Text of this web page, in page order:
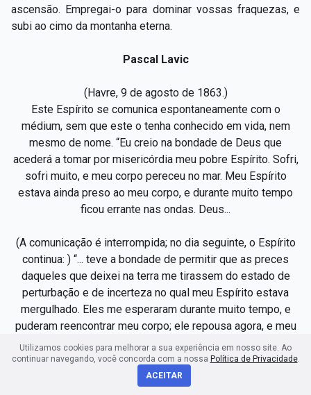
ascensão. Empregai-o para dominar vossas fraquezas, e
subi ao cimo da montanha eterna.
Pascal Lavic
(Havre, 9 de agosto de 1863.)
Este Espírito se comunica espontaneamente com o
médium, sem que este o tenha conhecido em vida, nem
mesmo de nome. “Eu creio na bondade de Deus que
acederá a tomar por misericórdia meu pobre Espírito. Sofri,
sofri muito, e meu corpo pereceu no mar. Meu Espírito
estava ainda preso ao meu corpo, e durante muito tempo
ficou errante nas ondas. Deus...
(A comunicação é interrompida; no dia seguinte, o Espírito
continua: ) “... teve a bondade de permitir que as preces
daqueles que deixei na terra me tirassem do estado de
perturbação e de incerteza no qual meu Espírito estava
mergulhado. Eles me esperaram durante muito tempo, e
puderam reencontrar meu corpo; ele repousa agora, e meu
Espírito desprendido com dificuldade vê as faltas
cometidas; consumada a prova, Deus julga com justiça e
sua bondade se estende sobre os arrependidos.
Utilizamos cookies para melhorar a sua experiência em nosso site. Ao
continuar navegando, você concorda com a nossa Política de Privacidade.
ACEITAR